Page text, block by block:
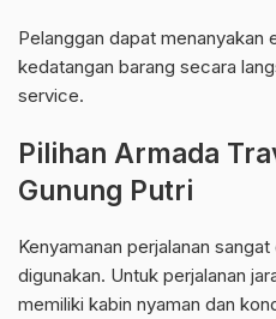
Pelanggan dapat menanyakan
kedatangan barang secara
service.
Pilihan Armada
Gunung Putri
Kenyamanan perjalanan
digunakan. Untuk perjalanan
memiliki kabin nyaman dan